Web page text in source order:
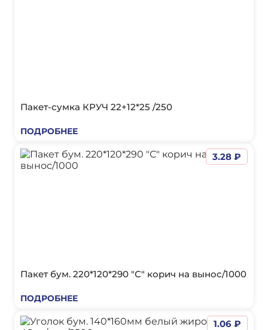
Пакет-сумка КРУЧ 22+12*25 /250
ПОДРОБНЕЕ
Пакет бум. 220*120*290 "С" корич на вынос/1000
ПОДРОБНЕЕ
3.28 ₽
1.06 ₽